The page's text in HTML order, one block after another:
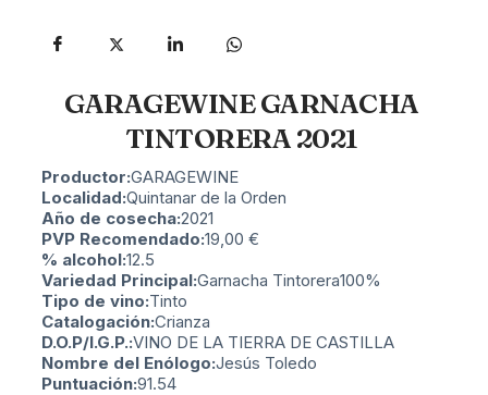
GARAGEWINE GARNACHA
TINTORERA 2021
Productor:GARAGEWINE
Localidad:Quintanar de la Orden
Año de cosecha:2021
PVP Recomendado:19,00 €
% alcohol:12.5
Variedad Principal:Garnacha Tintorera100%
Tipo de vino:Tinto
Catalogación:Crianza
D.O.P/I.G.P.:VINO DE LA TIERRA DE CASTILLA
Nombre del Enólogo:Jesús Toledo
Puntuación:91.54